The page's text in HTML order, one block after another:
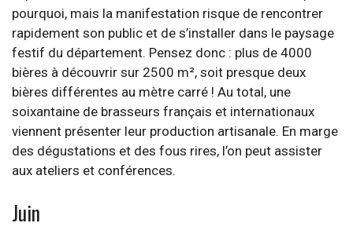
pourquoi, mais la manifestation risque de rencontrer
rapidement son public et de s’installer dans le paysage
festif du département. Pensez donc : plus de 4000
bières à découvrir sur 2500 m², soit presque deux
bières différentes au mètre carré ! Au total, une
soixantaine de brasseurs français et internationaux
viennent présenter leur production artisanale. En marge
des dégustations et des fous rires, l’on peut assister
aux ateliers et conférences.
Juin